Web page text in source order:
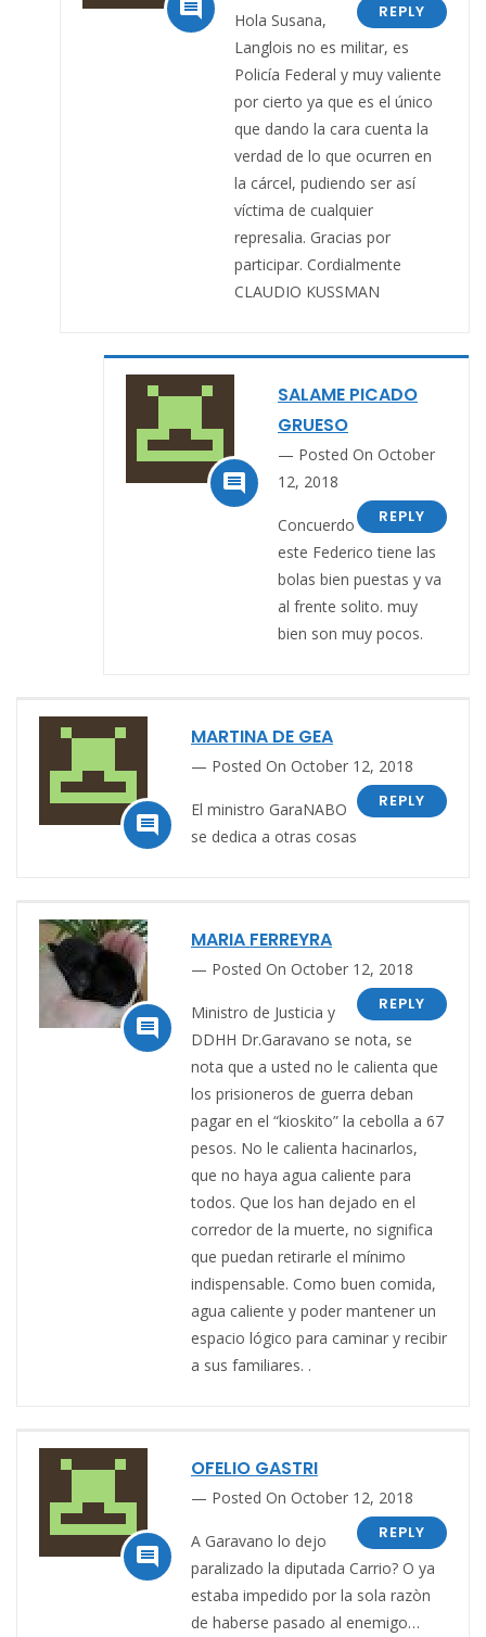
 REPLY
Hola Susana,
Langlois no es militar, es
Policía Federal y muy valiente
por cierto ya que es el único
que dando la cara cuenta la
verdad de lo que ocurren en
la cárcel, pudiendo ser así
víctima de cualquier
represalia. Gracias por
participar. Cordialmente
CLAUDIO KUSSMAN

SALAME PICADO
GRUESO
Posted On October
12, 2018
REPLY
Concuerdo
este Federico tiene las
bolas bien puestas y va
al frente solito. muy
bien son muy pocos.

MARTINA DE GEA
Posted On October 12, 2018
REPLY
El ministro GaraNABO
se dedica a otras cosas

MARIA FERREYRA
Posted On October 12, 2018
REPLY
Ministro de Justicia y
DDHH Dr.Garavano se nota, se
nota que a usted no le calienta que
los prisioneros de guerra deban
pagar en el “kioskito” la cebolla a 67
pesos. No le calienta hacinarlos,
que no haya agua caliente para
todos. Que los han dejado en el
corredor de la muerte, no significa
que puedan retirarle el mínimo
indispensable. Como buen comida,
agua caliente y poder mantener un
espacio lógico para caminar y recibir
a sus familiares. .

OFELIO GASTRI
Posted On October 12, 2018
REPLY
A Garavano lo dejo
paralizado la diputada Carrio? O ya
estaba impedido por la sola razòn
de haberse pasado al enemigo…